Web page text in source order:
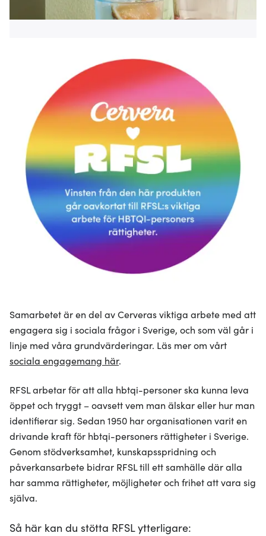
Samarbetet är en del av Cerveras viktiga arbete med att
engagera sig i sociala frågor i Sverige, och som väl går i
linje med våra grundvärderingar. Läs mer om vårt
sociala engagemang här.
RFSL arbetar för att alla hbtqi-personer ska kunna leva
öppet och tryggt – oavsett vem man älskar eller hur man
identifierar sig. Sedan 1950 har organisationen varit en
drivande kraft för hbtqi-personers rättigheter i Sverige.
Genom stödverksamhet, kunskapsspridning och
påverkansarbete bidrar RFSL till ett samhälle där alla
har samma rättigheter, möjligheter och frihet att vara sig
själva.
Så här kan du stötta RFSL ytterligare: